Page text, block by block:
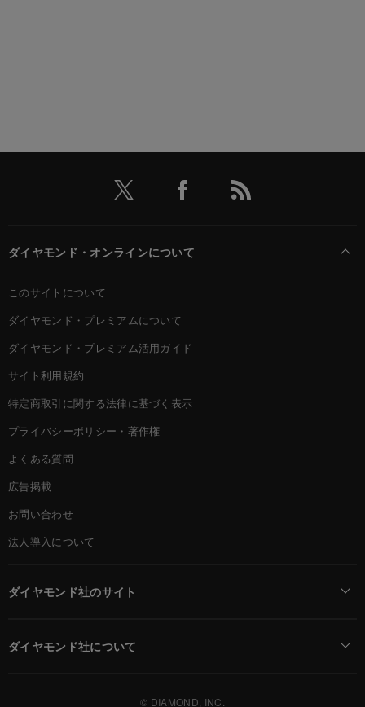
ダイヤモンド・オンラインについて
このサイトについて
ダイヤモンド・プレミアムについて
ダイヤモンド・プレミアム活用ガイド
サイト利用規約
特定商取引に関する法律に基づく表示
プライバシーポリシー・著作権
よくある質問
広告掲載
お問い合わせ
法人導入について
ダイヤモンド社のサイト
ダイヤモンド社について
© DIAMOND, INC.